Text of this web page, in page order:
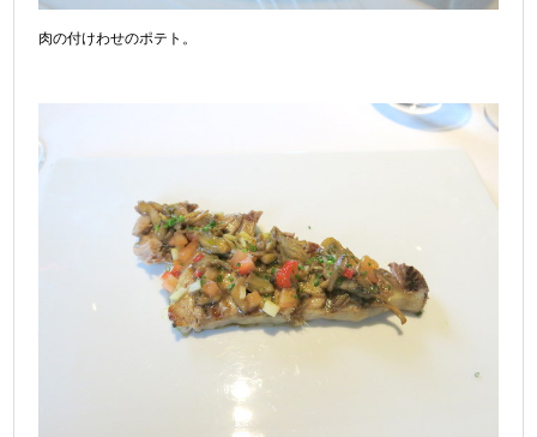
肉の付けわせのポテト。